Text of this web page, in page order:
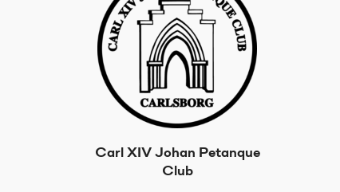
Carl XIV Johan Petanque
Club